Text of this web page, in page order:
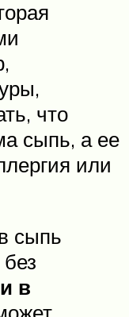
что
сыпь, а ее
или
сыпь
в